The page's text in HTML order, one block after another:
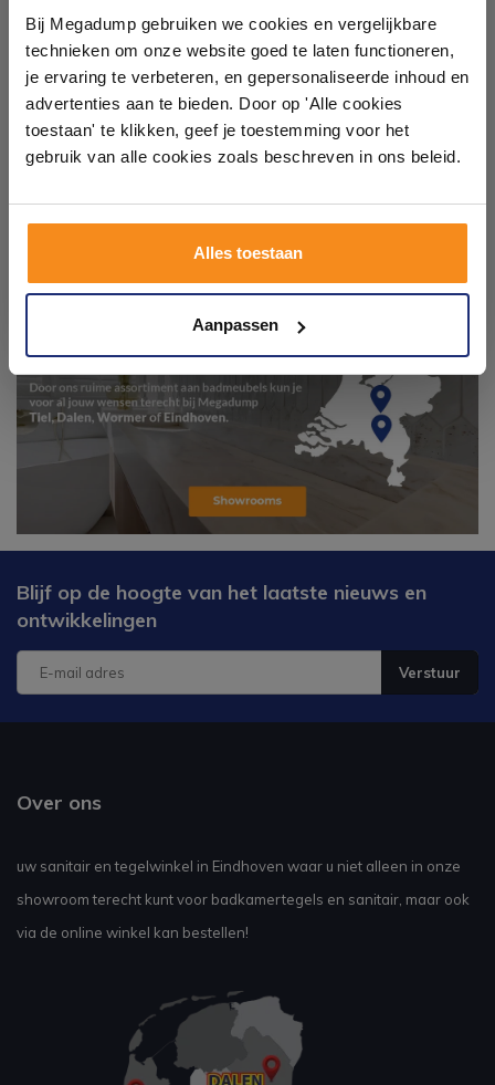
Bij Megadump gebruiken we cookies en vergelijkbare
technieken om onze website goed te laten functioneren,
je ervaring te verbeteren, en gepersonaliseerde inhoud en
advertenties aan te bieden. Door op 'Alle cookies
toestaan' te klikken, geef je toestemming voor het
gebruik van alle cookies zoals beschreven in ons beleid.
Alles toestaan
Aanpassen
Blijf op de hoogte van het laatste nieuws en
ontwikkelingen
Verstuur
Over ons
uw sanitair en tegelwinkel in Eindhoven waar u niet alleen in onze
showroom terecht kunt voor badkamertegels en sanitair, maar ook
via de online winkel kan bestellen!
showroom
Laat je inspireren door 21 volledig ingerichte
badkameropstellingen – van compact tot luxe. Onze
ervaren adviseurs helpen je persoonlijk, en je vindt
tegels & sanitair direct uit voorraad. Gratis parkeren
op eigen terrein.
Kom langs en ervaar zelf het verschil!